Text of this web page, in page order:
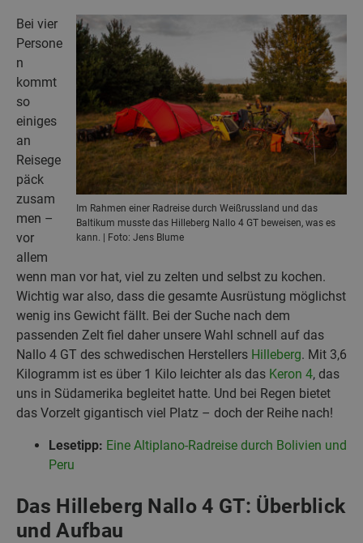
Im Rahmen einer Radreise durch Weißrussland und das
Baltikum musste das Hilleberg Nallo 4 GT beweisen, was es
kann. | Foto: Jens Blume
Bei vier
Persone
n
kommt
so
einiges
an
Reisege
päck
zusam
men –
vor
allem
wenn man vor hat, viel zu zelten und selbst zu kochen.
Wichtig war also, dass die gesamte Ausrüstung möglichst
wenig ins Gewicht fällt. Bei der Suche nach dem
passenden Zelt fiel daher unsere Wahl schnell auf das
Nallo 4 GT des schwedischen Herstellers Hilleberg. Mit 3,6
Kilogramm ist es über 1 Kilo leichter als das Keron 4, das
uns in Südamerika begleitet hatte. Und bei Regen bietet
das Vorzelt gigantisch viel Platz – doch der Reihe nach!
Lesetipp: Eine Altiplano-Radreise durch Bolivien und
Peru
Das Hilleberg Nallo 4 GT: Überblick
und Aufbau